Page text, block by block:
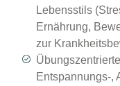
Lebensstils
Ernährung,
zur
Entspannungs-,